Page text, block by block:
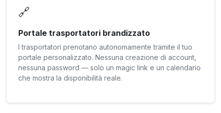
🔗
Portale trasportatori brandizzato
I trasportatori prenotano autonomamente tramite il tuo
portale personalizzato. Nessuna creazione di account,
nessuna password — solo un magic link e un calendario
che mostra la disponibilità reale.